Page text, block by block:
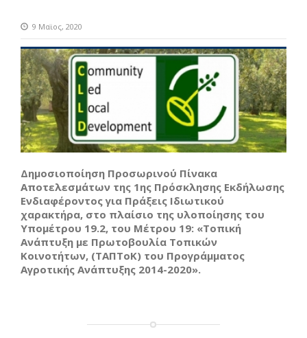
9 Μαϊος, 2020
Δημοσιοποίηση Προσωρινού Πίνακα
Αποτελεσμάτων της 1ης Πρόσκλησης Εκδήλωσης
Ενδιαφέροντος για Πράξεις Ιδιωτικού
χαρακτήρα, στο πλαίσιο της υλοποίησης του
Υπομέτρου 19.2, του Μέτρου 19: «Τοπική
Ανάπτυξη με Πρωτοβουλία Τοπικών
Κοινοτήτων, (ΤΑΠΤοΚ) του Προγράμματος
Αγροτικής Ανάπτυξης 2014-2020».